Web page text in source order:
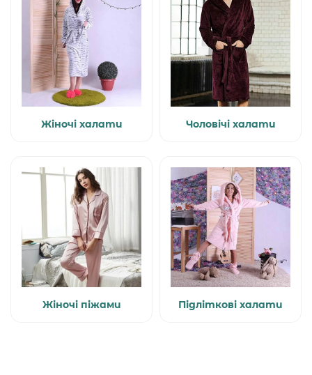
Жіночі халати Чоловічі халати
Жіночі піжами Підліткові халати